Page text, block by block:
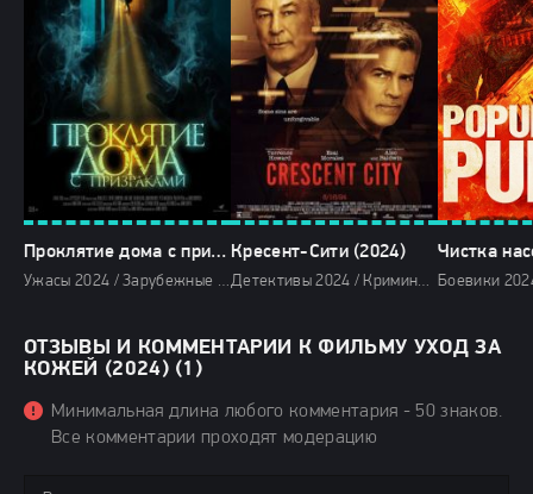
Проклятие дома с призраками (2024)
Ужасы 2024 / Зарубежные фильмы 2024 / Новинки кино 2024 / Последние фильмы 2024 / Фильмы 2024 / Смотреть фильмы онлайн
Кресент-Сити (2024)
Детективы 2024 / Криминальные фильмы 2024 / Триллеры 2024 / Ужасы 2024 / Зарубежные фильмы 2024 / Новинки кино 2024 / Последние фильмы 2024 / Фильмы лета 2024 / Фильмы 2024 / Смотреть фильмы онлайн
ОТЗЫВЫ И КОММЕНТАРИИ К ФИЛЬМУ УХОД ЗА
КОЖЕЙ (2024) (1)
Минимальная длина любого комментария - 50 знаков.
Все комментарии проходят модерацию